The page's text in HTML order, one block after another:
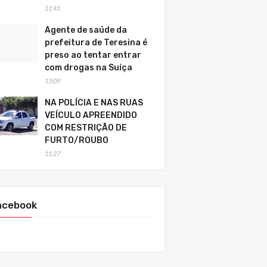
11:41
Agente de saúde da
prefeitura de Teresina é
preso ao tentar entrar
com drogas na Suíça
13:09
NA POLÍCIA E NAS RUAS
VEÍCULO APREENDIDO
COM RESTRIÇÃO DE
FURTO/ROUBO
11:27